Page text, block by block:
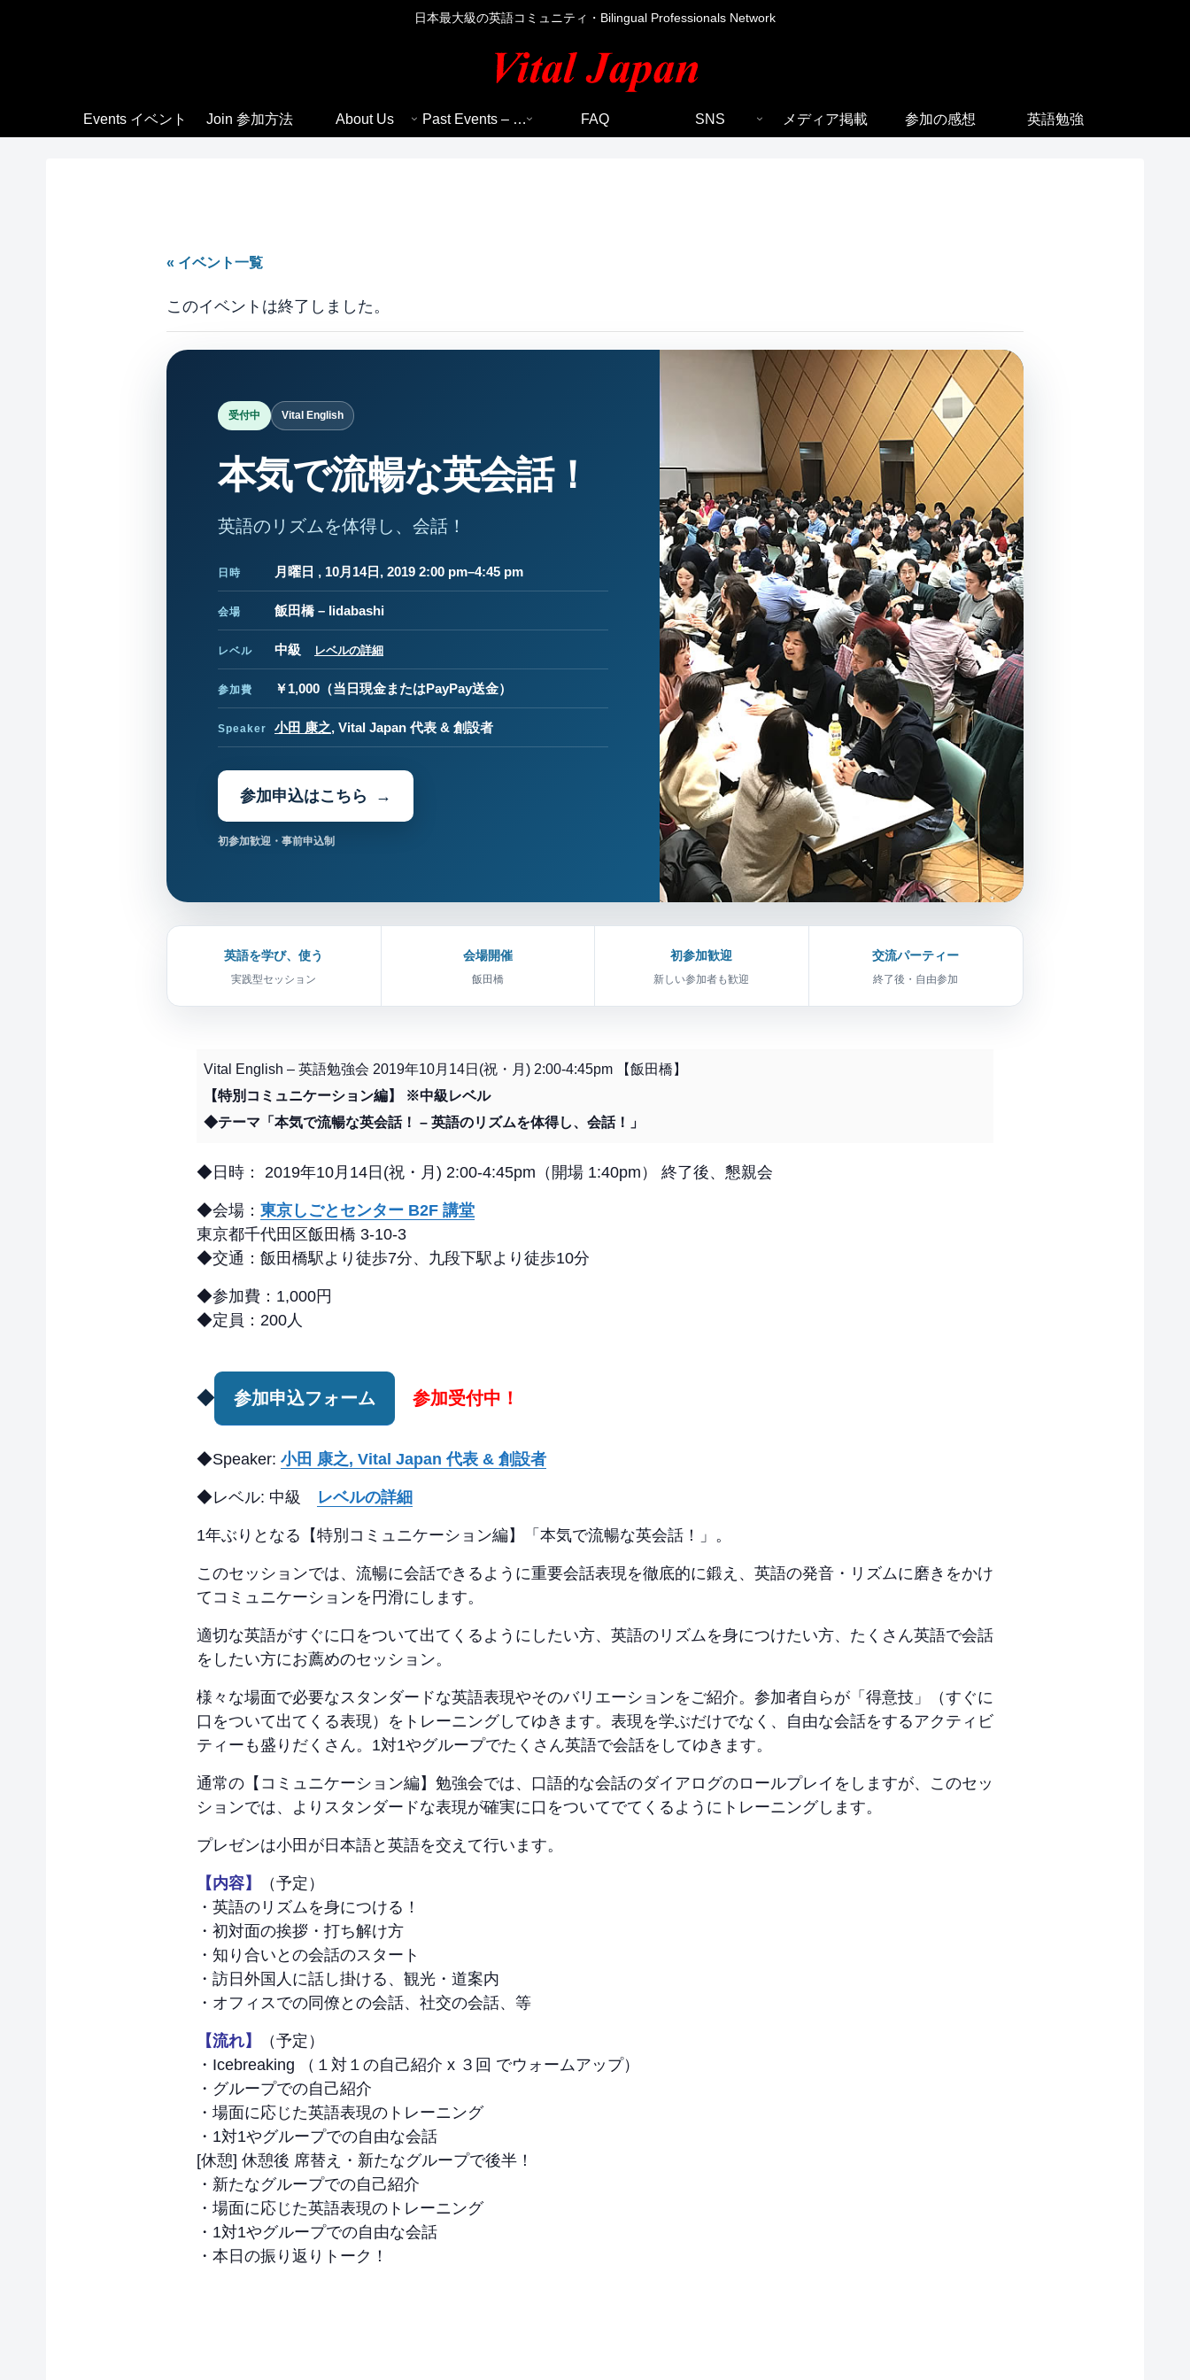
日本最大級の英語コミュニティ・Bilingual Professionals Network
Events イベント Join 参加方法 About Us Past Events – 過去のイベント FAQ SNS メディア掲載 参加の感想 英語勉強
« イベント一覧
このイベントは終了しました。
受付中 Vital English
本気で流暢な英会話！
英語のリズムを体得し、会話！
日時 月曜日 , 10月14日, 2019 2:00 pm–4:45 pm
会場 飯田橋 – Iidabashi
レベル 中級 レベルの詳細
参加費 ￥1,000 （当日現金またはPayPay送金）
Speaker 小田 康之, Vital Japan 代表 & 創設者
参加申込はこちら
初参加歓迎・事前申込制
英語を学び、使う
実践型セッション
会場開催
飯田橋
初参加歓迎
新しい参加者も歓迎
交流パーティー
終了後・自由参加
Vital English – 英語勉強会 2019年10月14日(祝・月) 2:00-4:45pm 【飯田橋】
【特別コミュニケーション編】 ※中級レベル
◆テーマ「本気で流暢な英会話！ – 英語のリズムを体得し、会話！」
◆日時： 2019年10月14日(祝・月) 2:00-4:45pm（開場 1:40pm） 終了後、懇親会
◆会場： 東京しごとセンター B2F 講堂
東京都千代田区飯田橋 3-10-3
◆交通：飯田橋駅より徒歩7分、九段下駅より徒歩10分
◆参加費：1,000円
◆定員：200人
◆ 参加申込フォーム 参加受付中！
◆Speaker: 小田 康之, Vital Japan 代表 & 創設者
◆レベル: 中級 レベルの詳細
1年ぶりとなる【特別コミュニケーション編】「本気で流暢な英会話！」。
このセッションでは、流暢に会話できるように重要会話表現を徹底的に鍛え、英語の発音・リズムに磨きをかけ
てコミュニケーションを円滑にします。
適切な英語がすぐに口をついて出てくるようにしたい方、英語のリズムを身につけたい方、たくさん英語で会話
をしたい方にお薦めのセッション。
様々な場面で必要なスタンダードな英語表現やそのバリエーションをご紹介。参加者自らが「得意技」（すぐに
口をついて出てくる表現）をトレーニングしてゆきます。表現を学ぶだけでなく、自由な会話をするアクティビ
ティーも盛りだくさん。1対1やグループでたくさん英語で会話をしてゆきます。
通常の【コミュニケーション編】勉強会では、口語的な会話のダイアログのロールプレイをしますが、このセッ
ションでは、よりスタンダードな表現が確実に口をついてでてくるようにトレーニングします。
プレゼンは小田が日本語と英語を交えて行います。
【内容】
（予定）
・英語のリズムを身につける！
・初対面の挨拶・打ち解け方
・知り合いとの会話のスタート
・訪日外国人に話し掛ける、観光・道案内
・オフィスでの同僚との会話、社交の会話、等
【流れ】
（予定）
・Icebreaking （１対１の自己紹介 x ３回 でウォームアップ）
・グループでの自己紹介
・場面に応じた英語表現のトレーニング
・1対1やグループでの自由な会話
[休憩] 休憩後 席替え・新たなグループで後半！
・新たなグループでの自己紹介
・場面に応じた英語表現のトレーニング
・1対1やグループでの自由な会話
・本日の振り返りトーク！